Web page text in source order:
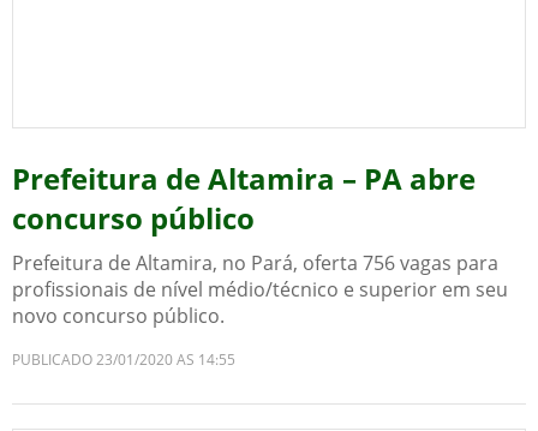
Prefeitura de Altamira – PA abre
concurso público
Prefeitura de Altamira, no Pará, oferta 756 vagas para
profissionais de nível médio/técnico e superior em seu
novo concurso público.
PUBLICADO 23/01/2020 AS 14:55